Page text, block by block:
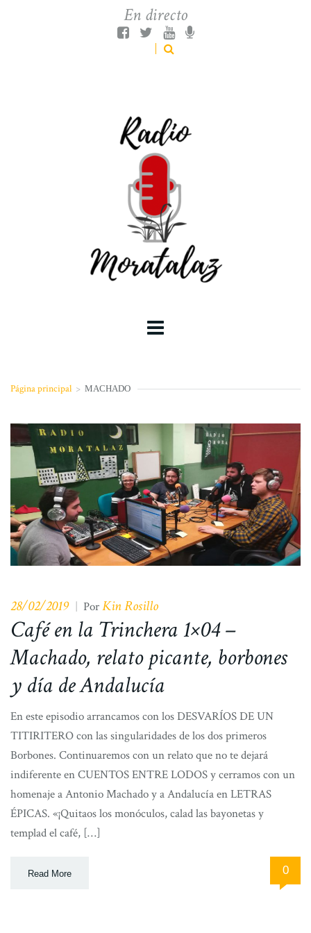
En directo
Página principal > MACHADO
28/02/2019 PorKin Rosillo
Café en la Trinchera 1×04 –
Machado, relato picante, borbones
y día de Andalucía
En este episodio arrancamos con los DESVARÍOS DE UN
TITIRITERO con las singularidades de los dos primeros
Borbones. Continuaremos con un relato que no te dejará
indiferente en CUENTOS ENTRE LODOS y cerramos con un
homenaje a Antonio Machado y a Andalucía en LETRAS
ÉPICAS. «¡Quitaos los monóculos, calad las bayonetas y
templad el café, […]
Read More 0